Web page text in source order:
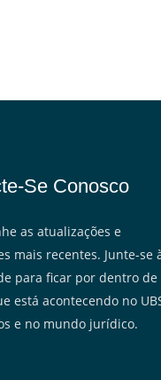
Se Conosco
as atualizações e
mais recentes. Junte-se
para ficar por dentro de
está acontecendo no
e no mundo jurídico.